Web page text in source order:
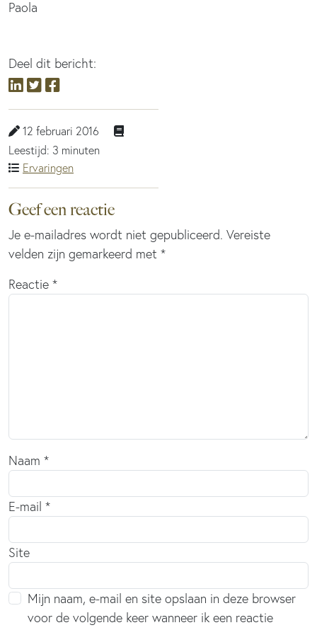
Paola
Deel dit bericht:
12 februari 2016
Leestijd: 3 minuten
Ervaringen
Geef een reactie
Je e-mailadres wordt niet gepubliceerd. Vereiste
velden zijn gemarkeerd met *
Reactie *
Naam *
E-mail *
Site
Mijn naam, e-mail en site opslaan in deze browser
voor de volgende keer wanneer ik een reactie